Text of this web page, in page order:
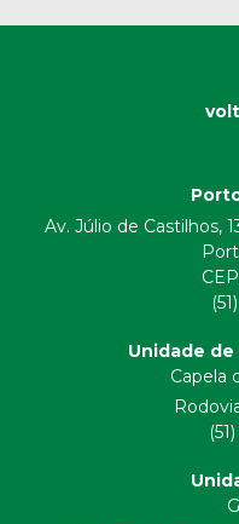
Av. Júlio de Castilhos,
Unidade
Capela